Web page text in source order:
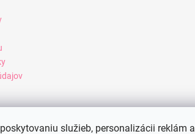
služieb, personalizácii reklám a